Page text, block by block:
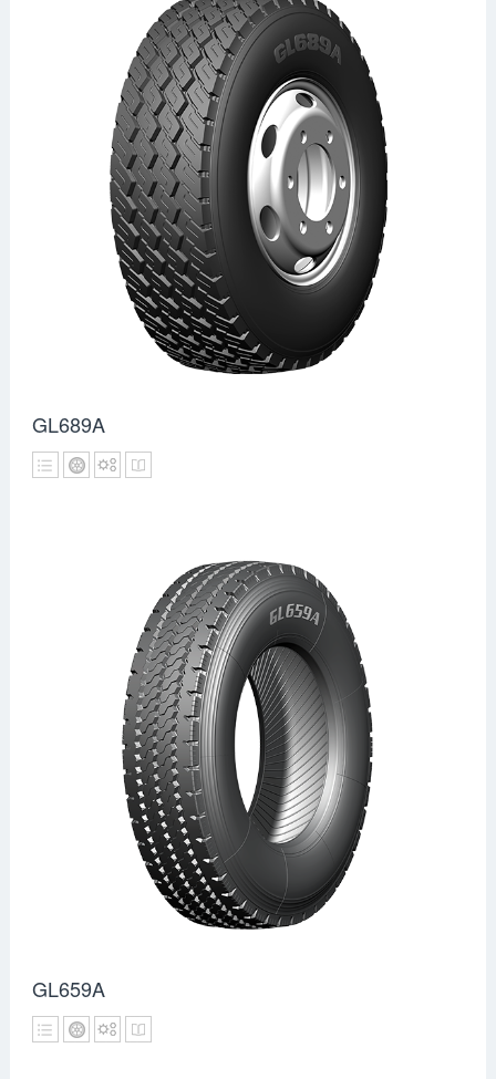
GL689A
GL659A